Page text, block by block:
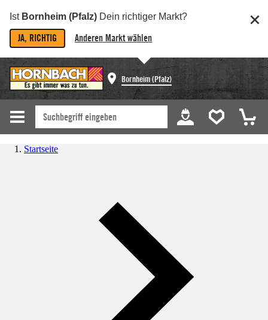
Ist Bornheim (Pfalz) Dein richtiger Markt?
JA, RICHTIG Anderen Markt wählen
Bornheim (Pfalz)
Startseite